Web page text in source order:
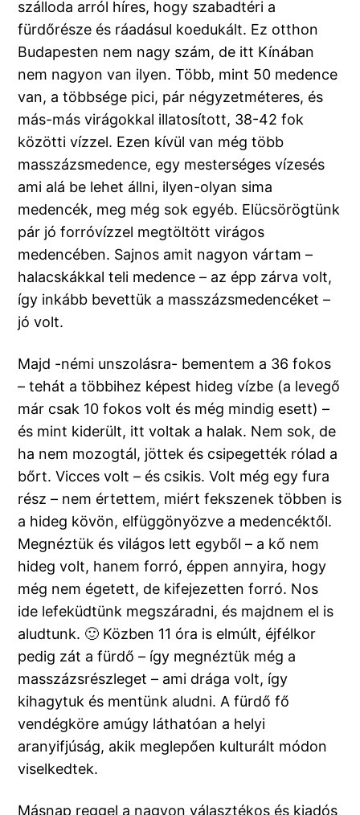
szálloda arról híres, hogy szabadtéri a
fürdőrésze és ráadásul koedukált. Ez otthon
Budapesten nem nagy szám, de itt Kínában
nem nagyon van ilyen. Több, mint 50 medence
van, a többsége pici, pár négyzetméteres, és
más-más virágokkal illatosított, 38-42 fok
közötti vízzel. Ezen kívül van még több
masszázsmedence, egy mesterséges vízesés
ami alá be lehet állni, ilyen-olyan sima
medencék, meg még sok egyéb. Elücsörögtünk
pár jó forróvízzel megtöltött virágos
medencében. Sajnos amit nagyon vártam –
halacskákkal teli medence – az épp zárva volt,
így inkább bevettük a masszázsmedencéket –
jó volt.
Majd -némi unszolásra- bementem a 36 fokos
– tehát a többihez képest hideg vízbe (a levegő
már csak 10 fokos volt és még mindig esett) –
és mint kiderült, itt voltak a halak. Nem sok, de
ha nem mozogtál, jöttek és csipegették rólad a
bőrt. Vicces volt – és csikis. Volt még egy fura
rész – nem értettem, miért fekszenek többen is
a hideg kövön, elfüggönyözve a medencéktől.
Megnéztük és világos lett egyből – a kő nem
hideg volt, hanem forró, éppen annyira, hogy
még nem égetett, de kifejezetten forró. Nos
ide lefeküdtünk megszáradni, és majdnem el is
aludtunk. 🙂 Közben 11 óra is elmúlt, éjfélkor
pedig zát a fürdő – így megnéztük még a
masszázsrészleget – ami drága volt, így
kihagytuk és mentünk aludni. A fürdő fő
vendégköre amúgy láthatóan a helyi
aranyifjúság, akik meglepően kulturált módon
viselkedtek.
Másnap reggel a nagyon választékos és kiadós